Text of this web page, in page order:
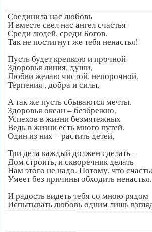
Соединила нас любовь
И вместе свел нас ангел счастья
Среди людей, среди Богов.
Так не постигнут же тебя ненастья!
Пусть будет крепкою и прочной
Здоровья линия, души,
Любви желаю чистой, непорочной.
Терпения , добра и силы,
А так же пусть сбываются мечты.
Здоровья океан – безбрежно,
Успехов в жизни безмятежных
Ведь в жизни есть много путей.
Один из них – растить детей,
Три дела каждый должен сделать -
Дом строить, и скворечник делать
Нам этого не надо. Потому, что
Умеет без причины обходить ненастья.
И радость видеть тебя со мною рядом
Испытывать любовь одним лишь